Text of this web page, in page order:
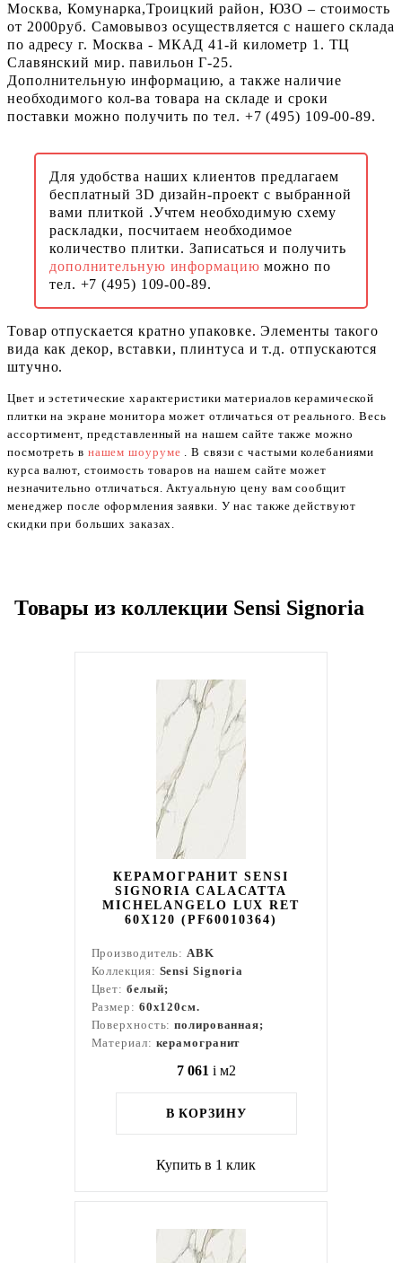
Москва, Комунарка,Троицкий район, ЮЗО – стоимость
от 2000руб. Самовывоз осуществляется с нашего склада
по адресу г. Москва - МКАД 41-й километр 1. ТЦ
Славянский мир. павильон Г-25.
Дополнительную информацию, а также наличие
необходимого кол-ва товара на складе и сроки
поставки можно получить по тел. +7 (495) 109-00-89.
Для удобства наших клиентов предлагаем
бесплатный 3D дизайн-проект с выбранной
вами плиткой .Учтем необходимую схему
раскладки, посчитаем необходимое
количество плитки. Записаться и получить
дополнительную информациюможно по
тел. +7 (495) 109-00-89.
Товар отпускается кратно упаковке. Элементы такого
вида как декор, вставки, плинтуса и т.д. отпускаются
штучно.
Цвет и эстетические характеристики материалов керамической
плитки на экране монитора может отличаться от реального. Весь
ассортимент, представленный на нашем сайте также можно
посмотреть в нашем шоуруме . В связи с частыми колебаниями
курса валют, стоимость товаров на нашем сайте может
незначительно отличаться. Актуальную цену вам сообщит
менеджер после оформления заявки. У нас также действуют
скидки при больших заказах.
Товары из коллекции Sensi Signoria
КЕРАМОГРАНИТ SENSI
SIGNORIA CALACATTA
MICHELANGELO LUX RET
60X120 (PF60010364)
Производитель:ABK
Коллекция: Sensi Signoria
Цвет: белый;
Размер: 60x120см.
Поверхность:полированная;
Материал: керамогранит
7 061 i м2
В КОРЗИНУ
Купить в 1 клик